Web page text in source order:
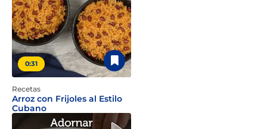
0:31
Recetas
Arroz con Frijoles al Estilo
Cubano